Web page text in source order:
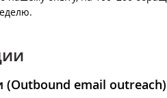
email outreach)